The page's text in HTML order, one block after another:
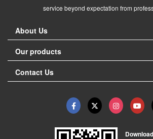
service beyond expectation from
About Us
Our products
Contact Us